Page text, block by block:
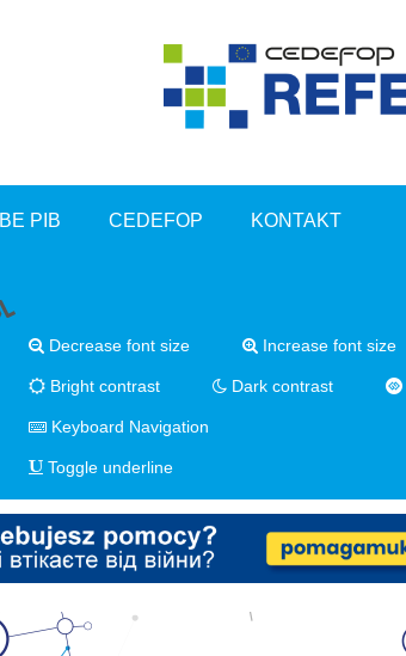
IBE PIB CEDEFOP KONTAKT
Decrease font size Increase font size
Bright contrast Dark contrast
Keyboard Navigation
Toggle underline